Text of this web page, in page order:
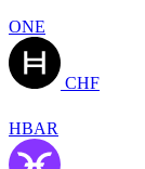
ONE
CHF
HBAR